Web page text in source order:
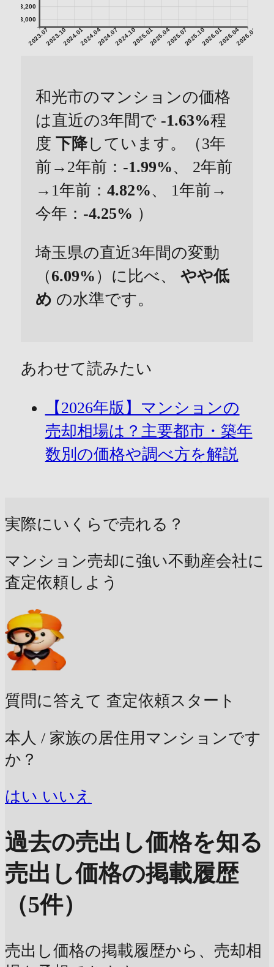
2023.072023.102024.012024.042024.072024.102025.012025.042025.072025.102026.012026.042026.07
3,000
3,200
和光市のマンションの価格
は直近の3年間で -1.63%程
度 下降しています。（3年
前→2年前： -1.99%、 2年前
→1年前： 4.82%、 1年前→
今年： -4.25% ）
埼玉県の直近3年間の変動
（6.09% ）に比べ、
やや低
め の水準です。
あわせて読みたい
【2026年版】マンションの
売却相場は？主要都市・築年
数別の価格や調べ方を解説
実際にいくらで売れる？
マンション売却に強い不動産会社に
査定依頼しよう
質問に答えて 査定依頼スタート
本人 / 家族の居住用マンションです
か？
はい いいえ
過去の売出し価格を知る
売出し価格の掲載履歴
（5件）
売出し価格の掲載履歴から、売却相